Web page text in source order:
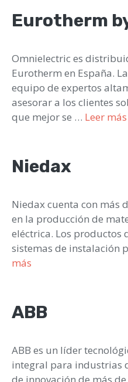
Eurotherm by
Omnielectric es
Eurotherm en España.
equipo de expertos
asesorar a los clientes
que mejor se … Leer más
Niedax
Niedax cuenta con más
en la producción de
eléctrica. Los productos
sistemas de instalación
más
ABB
ABB es un líder
integral para industrias